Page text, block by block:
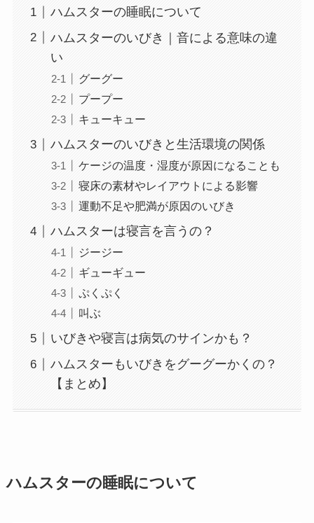
ハムスターの睡眠について
ハムスターのいびき｜音による意味の違
い
グーグー
プープー
キューキュー
ハムスターのいびきと生活環境の関係
ケージの温度・湿度が原因になることも
寝床の素材やレイアウトによる影響
運動不足や肥満が原因のいびき
ハムスターは寝言を言うの？
ジージー
ギューギュー
ぷくぷく
叫ぶ
いびきや寝言は病気のサインかも？
ハムスターもいびきをグーグーかくの？
【まとめ】
ハムスターの睡眠について